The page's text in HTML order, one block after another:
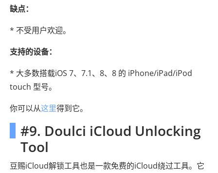
缺点：
* 不受用户欢迎。
支持的设备：
* 大多数搭载iOS 7、7.1、8、8 的 iPhone/iPad/iPod
touch 型号。
你可以从这里得到它。
#9. Doulci iCloud Unlocking
Tool
豆赐iCloud解锁工具也是一款免费的iCloud绕过工具。它